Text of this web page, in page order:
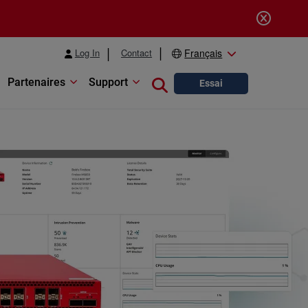
Log In Contact Français
Partenaires Support Close search
Essai